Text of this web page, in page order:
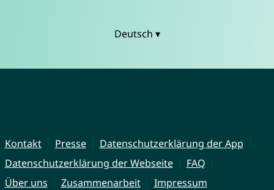
Deutsch ▾
Kontakt Presse
Datenschutzerklärung der App
Datenschutzerklärung der Webseite
FAQ
Über uns
Zusammenarbeit Impressum